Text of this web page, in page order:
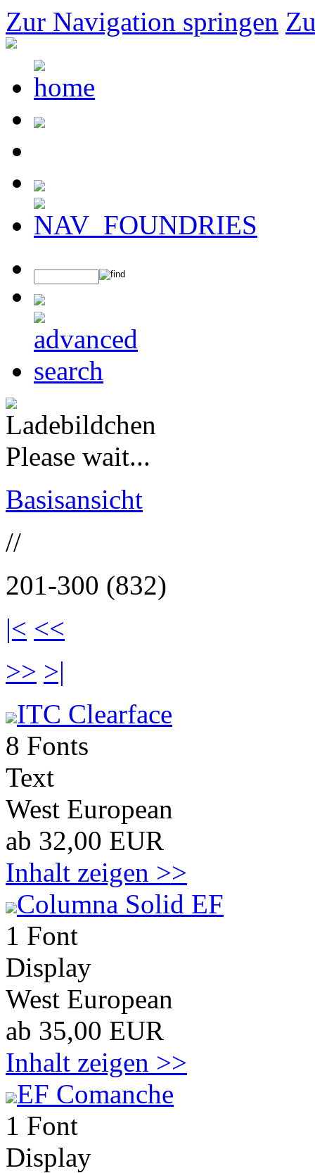
Zur Navigation springen
Please wait...
Basisansicht
//
201-300 (832)
|< <<
>> >|
ITC Clearface
8 Fonts
Text
West European
ab 32,00 EUR
Inhalt zeigen >>
Columna Solid EF
1 Font
Display
West European
ab 35,00 EUR
Inhalt zeigen >>
EF Comanche
1 Font
Display